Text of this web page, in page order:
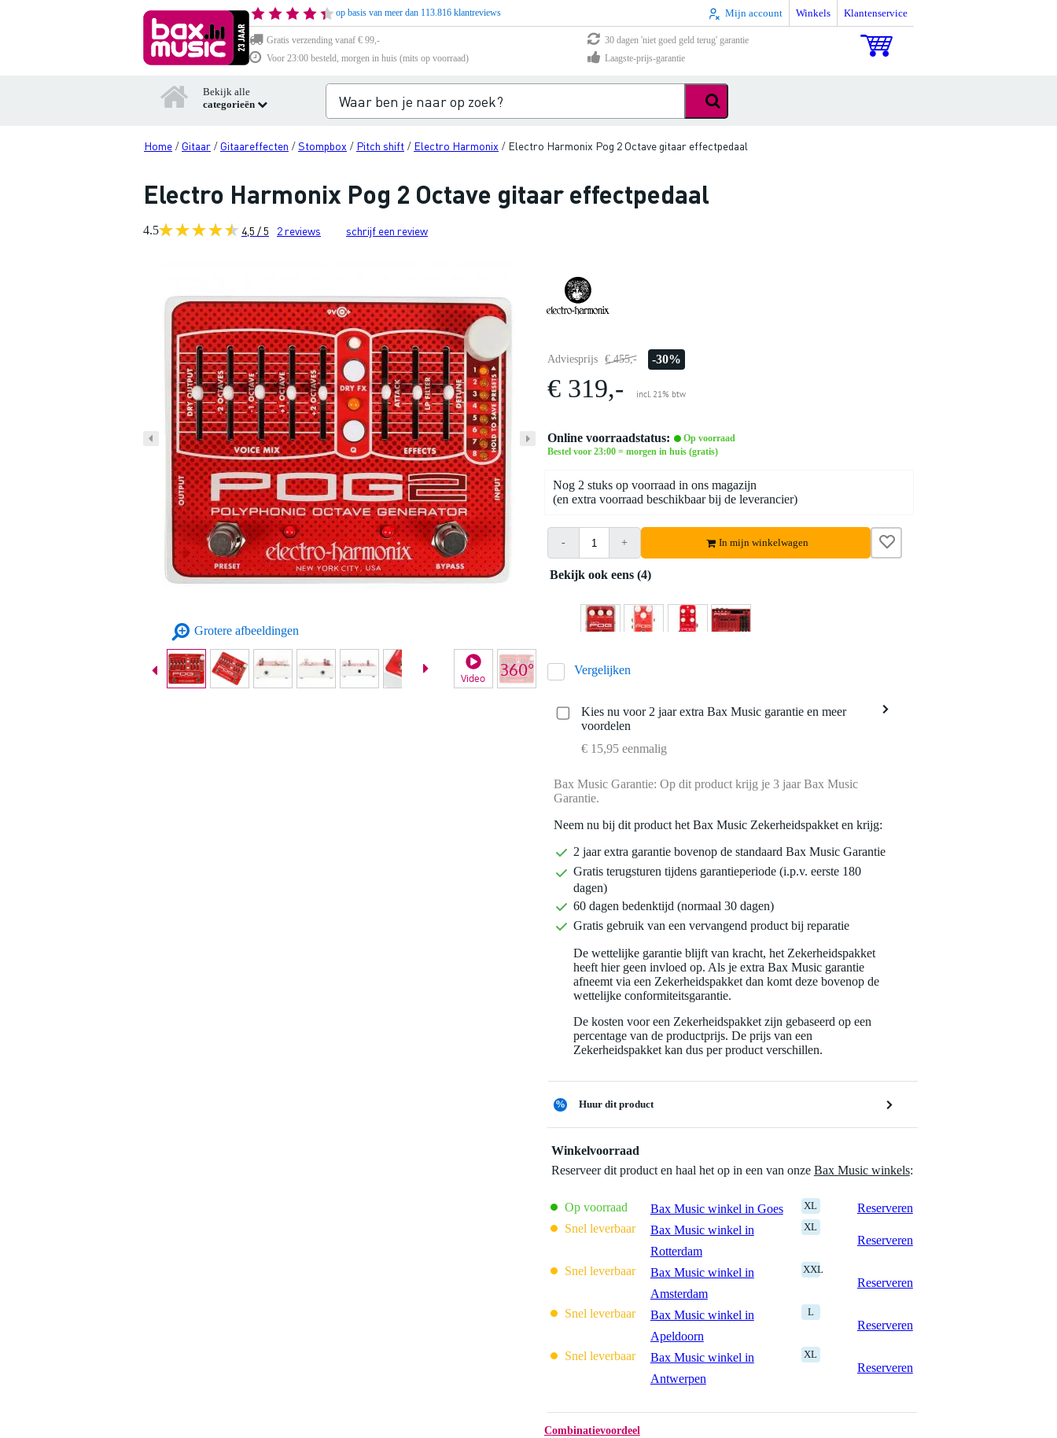
op basis van meer dan 113.816 klantreviews Mijn account Winkels Klantenservice
Gratis verzending vanaf € 99,-
30 dagen 'niet goed geld terug' garantie
Voor 23:00 besteld, morgen in huis (mits op voorraad)
Laagste-prijs-garantie
Bekijk alle
categorieën
Home / Gitaar / Gitaareffecten /Stompbox / Pitch shift / Electro Harmonix / Electro Harmonix Pog 2 Octave gitaar effectpedaal
Electro Harmonix Pog 2 Octave gitaar effectpedaal
4.5 4,5 / 5 2reviews schrijf een review
Grotere afbeeldingen
Video
Adviesprijs € 455,- -30%
€ 319,- incl. 21% btw
Online voorraadstatus:
Op voorraad
Bestel voor 23:00 = morgen in huis (gratis)
Nog 2 stuks op voorraad in ons magazijn
(en extra voorraad beschikbaar bij de leverancier)
- + In mijn winkelwagen
Bekijk ook eens (4)
Vergelijken
Kies nu voor 2 jaar extra Bax Music garantie en meer
voordelen
€ 15,95 eenmalig
Bax Music Garantie: Op dit product krijg je 3 jaar Bax Music
Garantie.
Neem nu bij dit product het Bax Music Zekerheidspakket en krijg:
2 jaar extra garantie bovenop de standaard Bax Music Garantie
Gratis terugsturen tijdens garantieperiode (i.p.v. eerste 180
dagen)
60 dagen bedenktijd (normaal 30 dagen)
Gratis gebruik van een vervangend product bij reparatie
De wettelijke garantie blijft van kracht, het Zekerheidspakket
heeft hier geen invloed op. Als je extra Bax Music garantie
afneemt via een Zekerheidspakket dan komt deze bovenop de
wettelijke conformiteitsgarantie.
De kosten voor een Zekerheidspakket zijn gebaseerd op een
percentage van de productprijs. De prijs van een
Zekerheidspakket kan dus per product verschillen.
% Huur dit product
Winkelvoorraad
Reserveer dit product en haal het op in een van onze Bax Music winkels:
Op voorraad Bax Music winkel in Goes XL
Reserveren
Snel leverbaar
Bax Music winkel in
Rotterdam
XL
Reserveren
Snel leverbaar
Bax Music winkel in
Amsterdam
XXL
Reserveren
Snel leverbaar
Bax Music winkel in
Apeldoorn
L
Reserveren
Snel leverbaar
Bax Music winkel in
Antwerpen
XL
Reserveren
Combinatievoordeel